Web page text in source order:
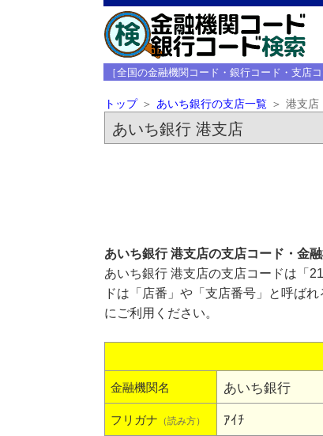
［全国の金融機関コード・銀行コード・支店
トップ あいち銀行の支店一覧 港支店
あいち銀行 港支店
あいち銀行 港支店の支店コード・金
あいち銀行 港支店の支店コードは「
ドは「店番」や「支店番号」と呼ば
にご利用ください。
金融機関名 あいち銀行
フリガナ （読み方） ｱｲﾁ